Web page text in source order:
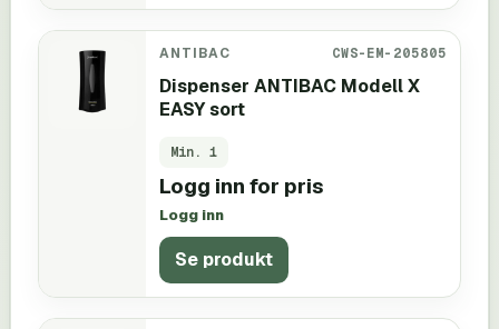
ANTIBAC CWS-EM-205805
Dispenser ANTIBAC Modell X
EASY sort
Min. 1
Logg inn for pris
Logg inn
Se produkt